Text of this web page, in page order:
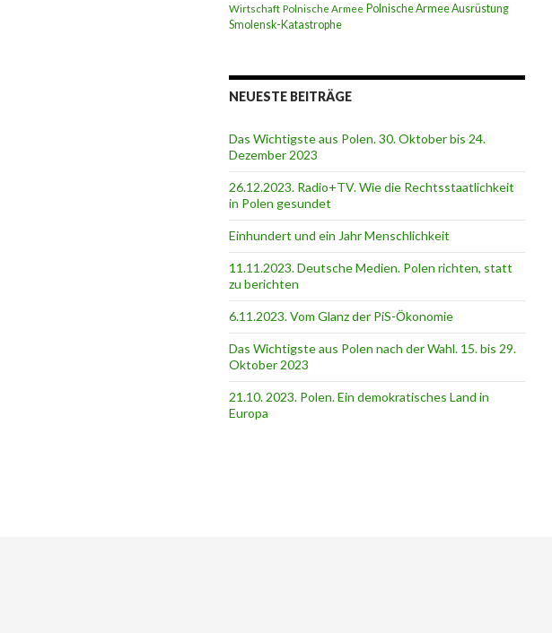
Wirtschaft Polnische Armee Polnische Armee Ausrüstung
Smolensk-Katastrophe
NEUESTE BEITRÄGE
Das Wichtigste aus Polen. 30. Oktober bis 24.
Dezember 2023
26.12.2023. Radio+TV. Wie die Rechtsstaatlichkeit
in Polen gesundet
Einhundert und ein Jahr Menschlichkeit
11.11.2023. Deutsche Medien. Polen richten, statt
zu berichten
6.11.2023. Vom Glanz der PiS-Ӧkonomie
Das Wichtigste aus Polen nach der Wahl. 15. bis 29.
Oktober 2023
21.10. 2023. Polen. Ein demokratisches Land in
Europa